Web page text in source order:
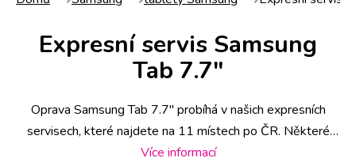
Expresní servis Samsung
Tab 7.7"
Oprava Samsung Tab 7.7" probíhá v našich expresních
servisech, které najdete na 11 místech po ČR. Některé
úkony stihneme už do 30 minut, náročnější však zaberou i
Více informací